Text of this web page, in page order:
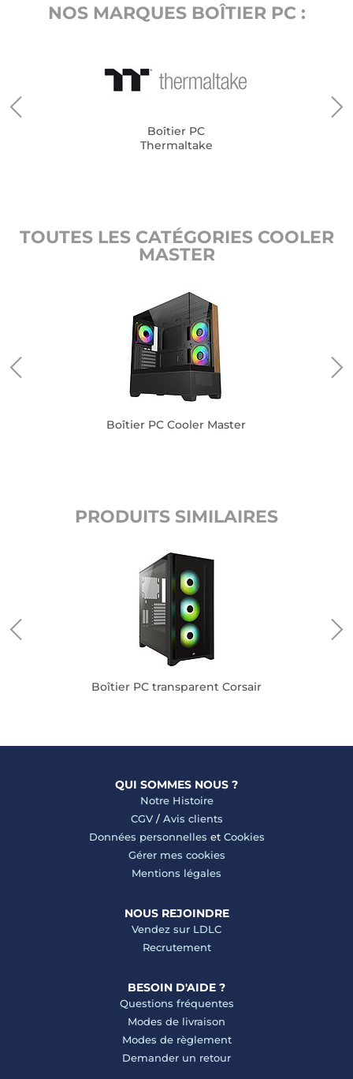
NOS MARQUES BOÎTIER PC :
Boîtier PC
Thermaltake
TOUTES LES CATÉGORIES COOLER
MASTER
Boîtier PC Cooler Master
PRODUITS SIMILAIRES
Boîtier PC transparent Corsair
QUI SOMMES NOUS ?
Notre Histoire
CGV/ Avis clients
Données personnelles et Cookies
Gérer mes cookies
Mentions légales
NOUS REJOINDRE
Vendez sur LDLC
Recrutement
BESOIN D'AIDE ?
Questions fréquentes
Modes de livraison
Modes de règlement
Demander un retour